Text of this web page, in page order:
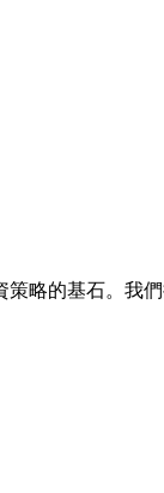
策略的基石。我